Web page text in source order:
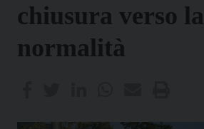
chiusura verso la
normalità